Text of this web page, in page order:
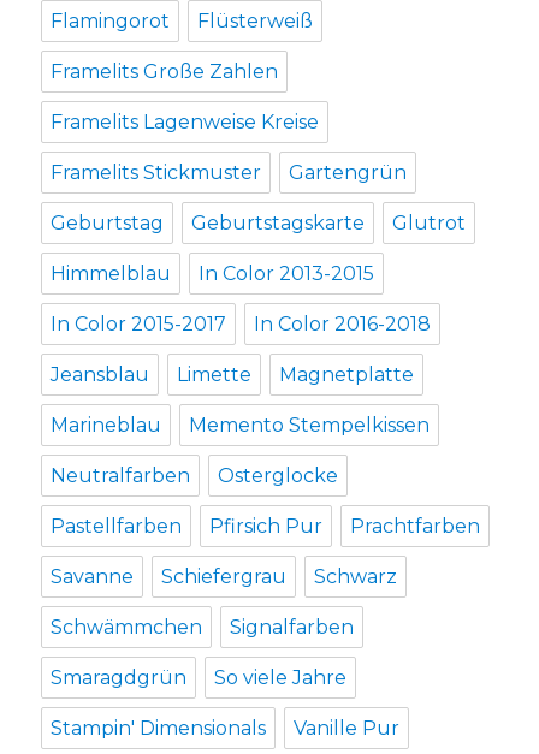
Flamingorot Flüsterweiß
Framelits Große Zahlen
Framelits Lagenweise Kreise
Framelits Stickmuster Gartengrün
Geburtstag Geburtstagskarte Glutrot
Himmelblau In Color 2013-2015
In Color 2015-2017 In Color 2016-2018
Jeansblau Limette Magnetplatte
Marineblau Memento Stempelkissen
Neutralfarben Osterglocke
Pastellfarben Pfirsich Pur Prachtfarben
Savanne Schiefergrau Schwarz
Schwämmchen Signalfarben
Smaragdgrün So viele Jahre
Stampin' Dimensionals Vanille Pur